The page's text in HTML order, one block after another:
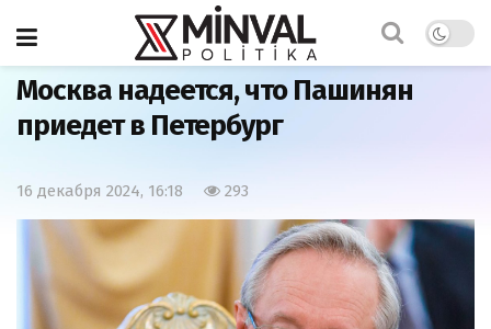
Главная
Москва надеется, что Пашинян
приедет в Петербург
16 декабря 2024, 16:18 293